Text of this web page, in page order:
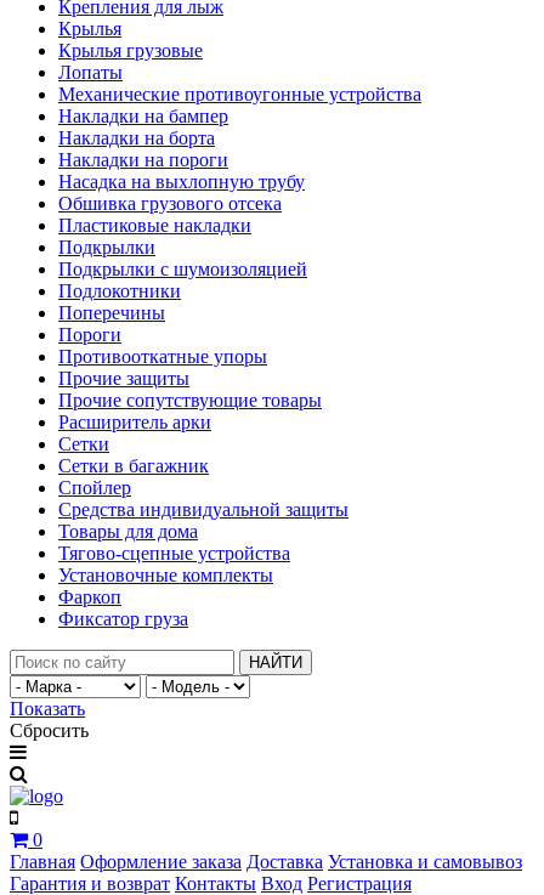
Крепления для лыж
Крылья
Крылья грузовые
Лопаты
Механические противоугонные устройства
Накладки на бампер
Накладки на борта
Накладки на пороги
Насадка на выхлопную трубу
Обшивка грузового отсека
Пластиковые накладки
Подкрылки
Подкрылки с шумоизоляцией
Подлокотники
Поперечины
Пороги
Противооткатные упоры
Прочие защиты
Прочие сопутствующие товары
Расширитель арки
Сетки
Сетки в багажник
Спойлер
Средства индивидуальной защиты
Товары для дома
Тягово-сцепные устройства
Установочные комплекты
Фаркоп
Фиксатор груза
НАЙТИ
Показать
Сбросить
0
Главная Оформление заказа Доставка Установка и самовывоз
Гарантия и возврат Контакты Вход Регистрация